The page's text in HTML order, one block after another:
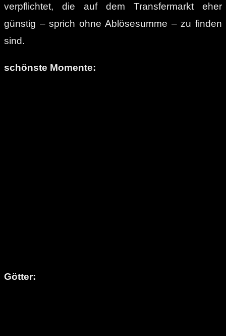
verpflichtet, die auf dem Transfermarkt eher
günstig – sprich ohne Ablösesumme – zu finden
sind.
schönste Momente:
Götter: